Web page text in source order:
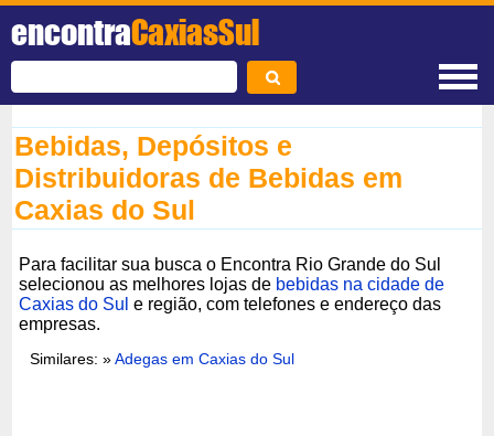
encontraCaxiasSul
Bebidas, Depósitos e
Distribuidoras de Bebidas em
Caxias do Sul
Para facilitar sua busca o Encontra Rio Grande do Sul
selecionou as melhores lojas de bebidas na cidade de
Caxias do Sul e região, com telefones e endereço das
empresas.
Similares: »Adegas em Caxias do Sul